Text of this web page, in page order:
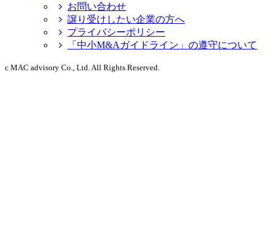
お問い合わせ
譲り受けしたい企業の方へ
プライバシーポリシー
「中小M&Aガイドライン」の遵守について
c MAC advisory Co., Ltd. All Rights Reserved.